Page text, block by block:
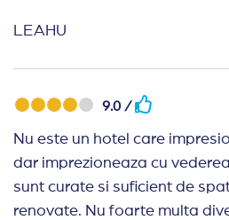
LEAHU
9.0 /
Nu este un hotel care
dar imprezioneaza cu
sunt curate si suficient de
renovate. Nu foarte multa